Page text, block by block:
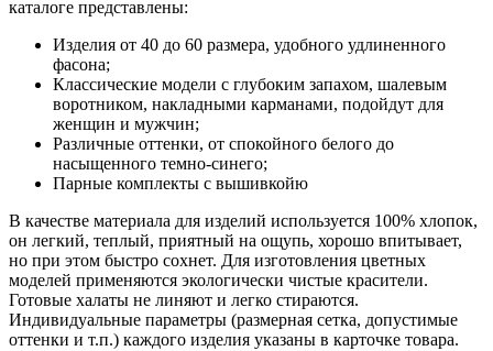
каталоге представлены:
Изделия от 40 до 60 размера, удобного удлиненного
фасона;
Классические модели с глубоким запахом, шалевым
воротником, накладными карманами, подойдут для
женщин и мужчин;
Различные оттенки, от спокойного белого до
насыщенного темно-синего;
Парные комплекты с вышивкойю
В качестве материала для изделий используется 100% хлопок,
он легкий, теплый, приятный на ощупь, хорошо впитывает,
но при этом быстро сохнет. Для изготовления цветных
моделей применяются экологически чистые красители.
Готовые халаты не линяют и легко стираются.
Индивидуальные параметры (размерная сетка, допустимые
оттенки и т.п.) каждого изделия указаны в карточке товара.